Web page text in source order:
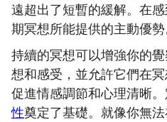
遠超出了短暫的緩解。在
期冥想所能提供的主動優勢
持續的冥想可以增強你的
想和感受，並允許它們在
促進情感調節和心理清晰
性奠定了基礎。就像你無